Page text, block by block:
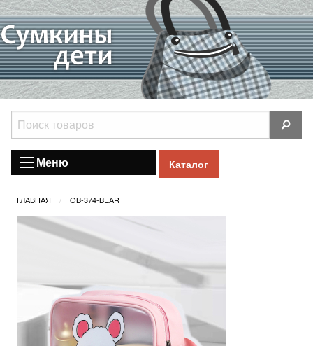
Меню Каталог
ГЛАВНАЯ OB-374-BEAR